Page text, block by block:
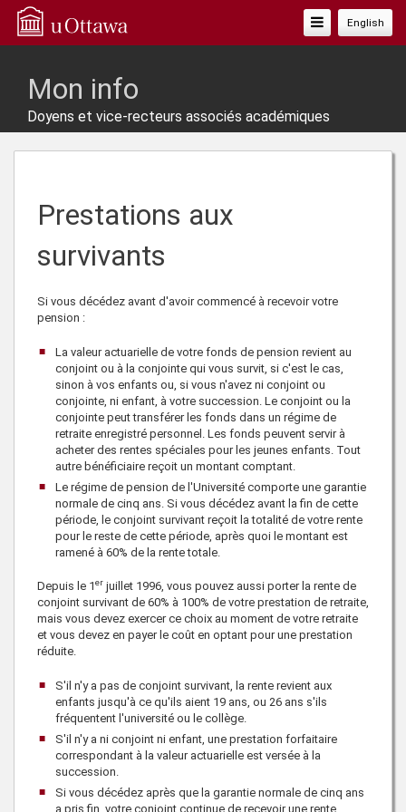
English
Basculer
La
Mon info
Doyens et vice-recteurs associés académiques
Prestations aux
survivants
Si vous décédez avant d'avoir commencé à recevoir votre
pension :
La valeur actuarielle de votre fonds de pension revient au
conjoint ou à la conjointe qui vous survit, si c'est le cas,
sinon à vos enfants ou, si vous n'avez ni conjoint ou
conjointe, ni enfant, à votre succession. Le conjoint ou la
conjointe peut transférer les fonds dans un régime de
retraite enregistré personnel. Les fonds peuvent servir à
acheter des rentes spéciales pour les jeunes enfants. Tout
autre bénéficiaire reçoit un montant comptant.
Le régime de pension de l'Université comporte une garantie
normale de cinq ans. Si vous décédez avant la fin de cette
période, le conjoint survivant reçoit la totalité de votre rente
pour le reste de cette période, après quoi le montant est
ramené à 60% de la rente totale.
Depuis le 1er juillet 1996, vous pouvez aussi porter la rente de
conjoint survivant de 60% à 100% de votre prestation de retraite,
mais vous devez exercer ce choix au moment de votre retraite
et vous devez en payer le coût en optant pour une prestation
réduite.
S'il n'y a pas de conjoint survivant, la rente revient aux
enfants jusqu'à ce qu'ils aient 19 ans, ou 26 ans s'ils
fréquentent l'université ou le collège.
S'il n'y a ni conjoint ni enfant, une prestation forfaitaire
correspondant à la valeur actuarielle est versée à la
succession.
Si vous décédez après que la garantie normale de cinq ans
a pris fin, votre conjoint continue de recevoir une rente